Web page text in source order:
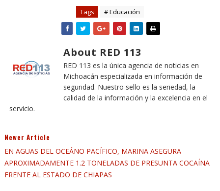
Tags # Educación
About RED 113
RED 113 es la única agencia de noticias en
Michoacán especializada en información de
seguridad. Nuestro sello es la seriedad, la
calidad de la información y la excelencia en el
servicio.
Newer Article
EN AGUAS DEL OCEÁNO PACÍFICO, MARINA ASEGURA
APROXIMADAMENTE 1.2 TONELADAS DE PRESUNTA COCAÍNA
FRENTE AL ESTADO DE CHIAPAS